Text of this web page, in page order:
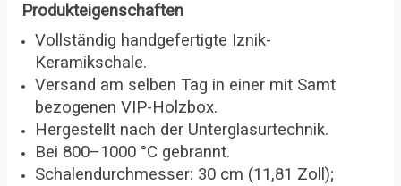
Produkteigenschaften
Vollständig handgefertigte Iznik-
Keramikschale.
Versand am selben Tag in einer mit Samt
bezogenen VIP-Holzbox.
Hergestellt nach der Unterglasurtechnik.
Bei 800–1000 °C gebrannt.
Schalendurchmesser: 30 cm (11,81 Zoll);